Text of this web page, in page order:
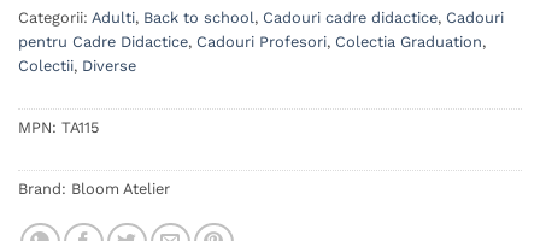
Categorii: Adulti, Back to school, Cadouri cadre didactice, Cadouri
pentru Cadre Didactice, Cadouri Profesori, Colectia Graduation,
Colectii, Diverse
MPN: TA115
Brand: Bloom Atelier